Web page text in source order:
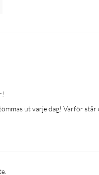
ut varje dag! Varför